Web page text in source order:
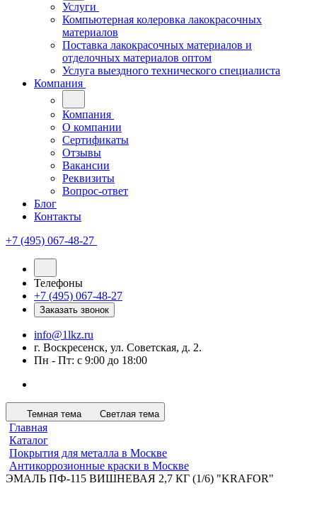
Услуги
Компьютерная колеровка лакокрасочных
материалов
Поставка лакокрасочных материалов и
отделочных материалов оптом
Услуга выездного технического специалиста
Компания
Компания
О компании
Сертификаты
Отзывы
Вакансии
Реквизиты
Вопрос-ответ
Блог
Контакты
+7 (495) 067-48-27
Телефоны
+7 (495) 067-48-27
Заказать звонок
info@1lkz.ru
г. Воскресенск, ул. Советская, д. 2.
Пн - Пт: с 9:00 до 18:00
Темная тема Светлая тема
Главная
Каталог
Покрытия для металла в Москве
Антикоррозионные краски в Москве
ЭМАЛЬ ПФ-115 ВИШНЕВАЯ 2,7 КГ (1/6) "KRAFOR"